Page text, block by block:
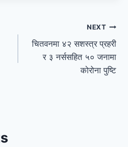
NEXT
चितवनमा ४२ सशस्त्र प्रहरी
र ३ नर्ससहित ५० जनामा
कोरोना पुष्टि